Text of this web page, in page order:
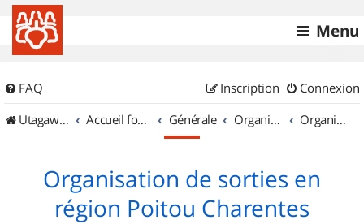
Menu
FAQ Connexion
Inscription
UtagawaVTT (Randos VTT et VTTAE avec traces GPS)
Accueil forum Générale Organisation de sorties & Recherche de partenaires Organisation de sorties en région Poitou Charentes
Organisation de sorties en
région Poitou Charentes